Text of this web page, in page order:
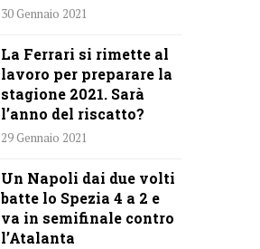
30 Gennaio 2021
La Ferrari si rimette al
lavoro per preparare la
stagione 2021. Sarà
l’anno del riscatto?
29 Gennaio 2021
Un Napoli dai due volti
batte lo Spezia 4 a 2 e
va in semifinale contro
l’Atalanta